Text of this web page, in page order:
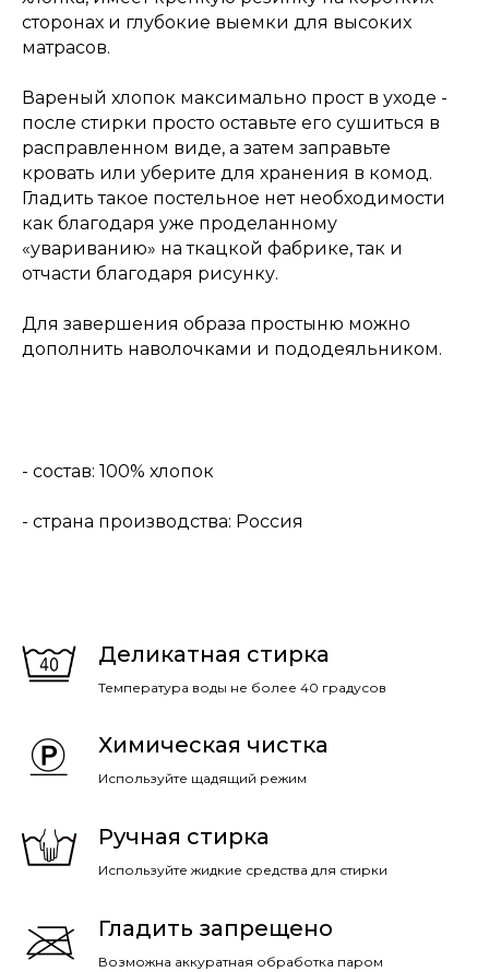
сторонах и глубокие выемки для высоких
матрасов.
Вареный хлопок максимально прост в уходе -
после стирки просто оставьте его сушиться в
расправленном виде, а затем заправьте
кровать или уберите для хранения в комод.
Гладить такое постельное нет необходимости
как благодаря уже проделанному
«увариванию» на ткацкой фабрике, так и
отчасти благодаря рисунку.
Для завершения образа простыню можно
дополнить наволочками и пододеяльником.
- состав: 100% хлопок
- страна производства: Россия
Деликатная стирка
Температура воды не более 40 градусов
Химическая чистка
Используйте щадящий режим
Ручная стирка
Используйте жидкие средства для стирки
Гладить запрещено
Возможна аккуратная обработка паром